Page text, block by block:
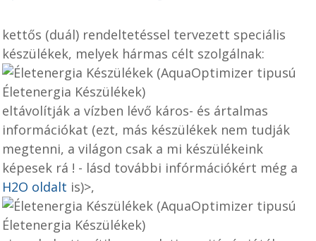
kettős (duál) rendeltetéssel tervezett speciális
készülékek, melyek hármas célt szolgálnak:
eltávolítják a vízben lévő káros- és ártalmas
információkat (ezt, más készülékek nem tudják
megtenni, a világon csak a mi készülékeink
képesek rá ! - lásd további infórmációkért még a
H2O oldalt is)>,